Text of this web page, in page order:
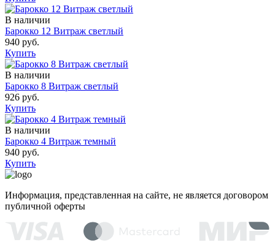
В наличии
Барокко 12 Витраж светлый
940 руб.
Купить
В наличии
Барокко 8 Витраж светлый
926 руб.
Купить
В наличии
Барокко 4 Витраж темный
940 руб.
Купить
Информация, представленная на сайте, не является договором
публичной оферты